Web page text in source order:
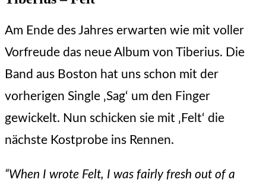
Am Ende des Jahres erwarten wie mit voller
Vorfreude das neue Album von Tiberius. Die
Band aus Boston hat uns schon mit der
vorherigen Single ‚Sag‘ um den Finger
gewickelt. Nun schicken sie mit ‚Felt‘ die
nächste Kostprobe ins Rennen.
“When I wrote Felt, I was fairly fresh out of a